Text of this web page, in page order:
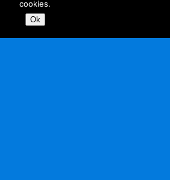
cookies.
Ok